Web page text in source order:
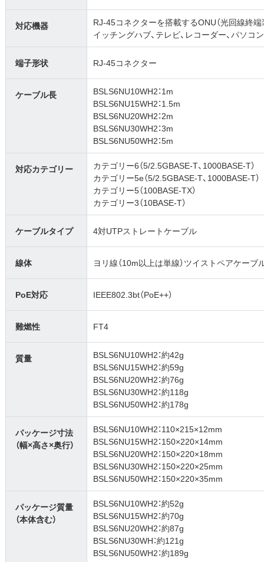
対応機器
RJ-45コネクターを搭載するONU（光回線終端
イッチングハブ、テレビ、レコーダー、パソコ
端子形状 RJ-45コネクター
ケーブル長
BSLS6NU10WH2：1m
BSLS6NU15WH2：1.5m
BSLS6NU20WH2：2m
BSLS6NU30WH2：3m
BSLS6NU50WH2：5m
対応カテゴリー
カテゴリー6（5/2.5GBASE-T、1000BASE-T）
カテゴリー5e（5/2.5GBASE-T、1000BASE-T）
カテゴリー5（100BASE-TX）
カテゴリー3（10BASE-T）
ケーブルタイプ 4対UTPストレートケーブル
線体 ヨリ線（10m以上は単線）ツイストペアケーブ
PoE対応 IEEE802.3bt（PoE++）
難燃性 FT4
質量
BSLS6NU10WH2：約42g
BSLS6NU15WH2：約59g
BSLS6NU20WH2：約76g
BSLS6NU30WH2：約118g
BSLS6NU50WH2：約178g
パッケージ寸法
（幅×高さ×奥行）
BSLS6NU10WH2：110×215×12mm
BSLS6NU15WH2：150×220×14mm
BSLS6NU20WH2：150×220×18mm
BSLS6NU30WH2：150×220×25mm
BSLS6NU50WH2：150×220×35mm
パッケージ質量
（本体含む）
BSLS6NU10WH2：約52g
BSLS6NU15WH2：約70g
BSLS6NU20WH2：約87g
BSLS6NU30WH：約121g
BSLS6NU50WH2：約189g